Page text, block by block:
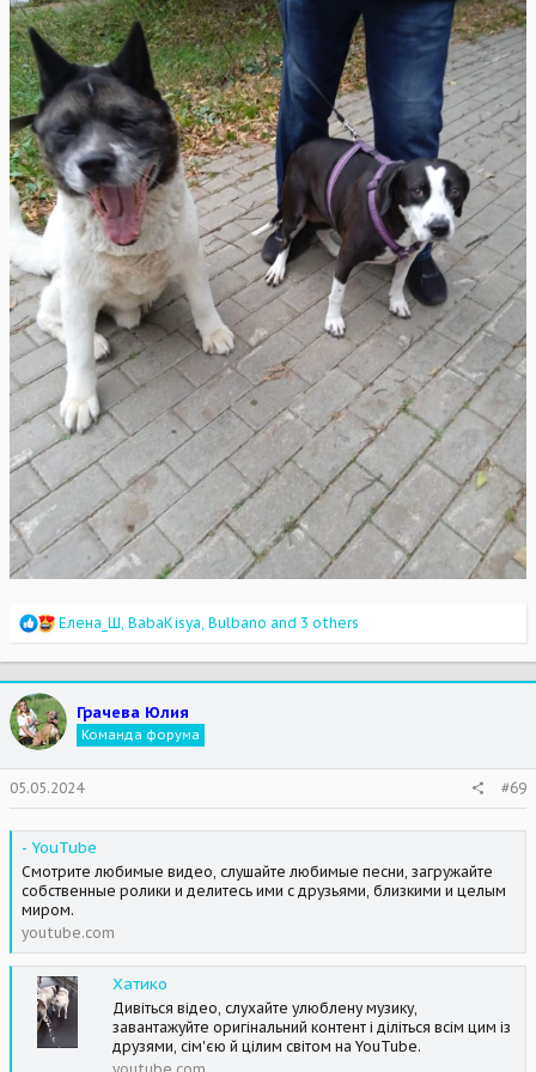
R
a
c
t
i
o
s
:
Елена_Ш, BabaKisya, Bulbano and 3 others
Грачева Юлия
Команда форума
05.05.2024 #69
- YouTube
Смотрите любимые видео, слушайте любимые песни, загружайте
собственные ролики и делитесь ими с друзьями, близкими и целым
миром.
youtube.com
Хатико
Дивіться відео, слухайте улюблену музику,
завантажуйте оригінальний контент і діліться всім цим із
друзями, сім'єю й цілим світом на YouTube.